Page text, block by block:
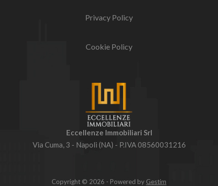
Privacy Policy
Cookie Policy
Eccellenze Immobiliari Srl
Via Cuma, 3 - Napoli (NA) - P.IVA 08560031216
Copyright © 2026 - Powered by Gestim